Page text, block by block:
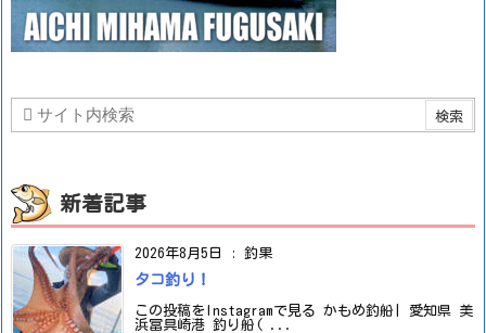
新着記事
2026年8月5日 : 釣果
タコ釣り！
この投稿をInstagramで見る かもめ釣船| 愛知県 美
浜冨具崎港 釣り船( ...